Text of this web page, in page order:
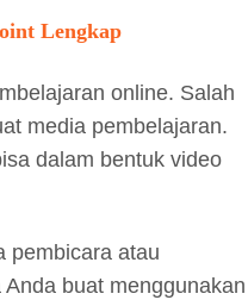
Lengkap
online. Salah
media pembelajaran.
dalam bentuk video
pembicara atau
buat menggunakan